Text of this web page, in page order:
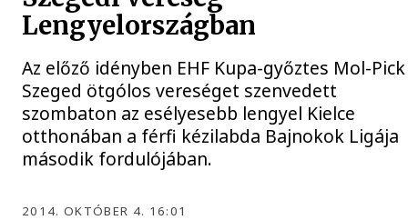
Lengyelországban
Az előző idényben EHF Kupa-győztes Mol-Pick
Szeged ötgólos vereséget szenvedett
szombaton az esélyesebb lengyel Kielce
otthonában a férfi kézilabda Bajnokok Ligája
második fordulójában.
2014. OKTÓBER 4. 16:01